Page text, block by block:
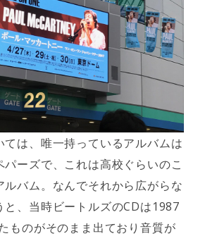
ては、唯一持っているアルバムは
ーズで、これは高校ぐらいのこ
ルバム。なんでそれから広がらな
と、当時ビートルズのCDは1987
ものがそのまま出ており音質が